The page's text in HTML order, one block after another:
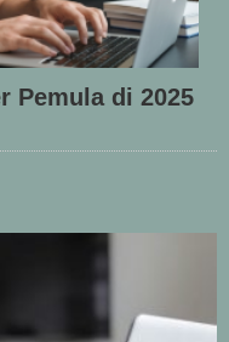
Pemula di 2025